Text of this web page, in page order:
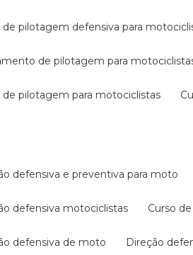
de pilotagem defensiva para
de pilotagem para
de pilotagem para motociclistas
defensiva e preventiva para moto
defensiva motociclistas curso
defensiva de moto direção